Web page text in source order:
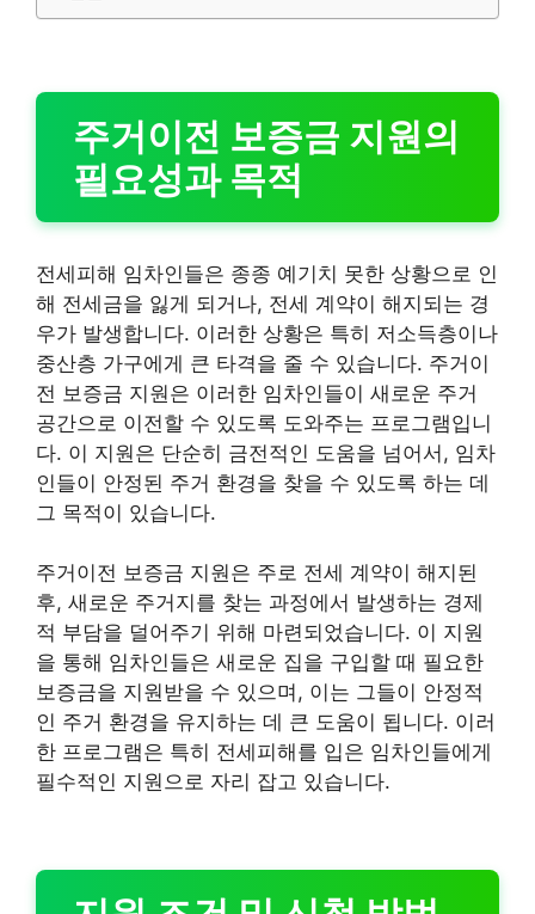
주거이전 보증금 지원의
필요성과 목적
전세피해 임차인들은 종종 예기치 못한 상황으로 인
해 전세금을 잃게 되거나, 전세 계약이 해지되는 경
우가 발생합니다. 이러한 상황은 특히 저소득층이나
중산층 가구에게 큰 타격을 줄 수 있습니다. 주거이
전 보증금 지원은 이러한 임차인들이 새로운 주거
공간으로 이전할 수 있도록 도와주는 프로그램입니
다. 이 지원은 단순히 금전적인 도움을 넘어서, 임차
인들이 안정된 주거 환경을 찾을 수 있도록 하는 데
그 목적이 있습니다.
주거이전 보증금 지원은 주로 전세 계약이 해지된
후, 새로운 주거지를 찾는 과정에서 발생하는 경제
적 부담을 덜어주기 위해 마련되었습니다. 이 지원
을 통해 임차인들은 새로운 집을 구입할 때 필요한
보증금을 지원받을 수 있으며, 이는 그들이 안정적
인 주거 환경을 유지하는 데 큰 도움이 됩니다. 이러
한 프로그램은 특히 전세피해를 입은 임차인들에게
필수적인 지원으로 자리 잡고 있습니다.